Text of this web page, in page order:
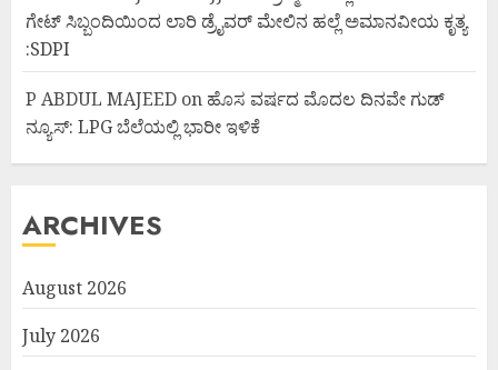
ಗೇಟ್ ಸಿಬ್ಬಂದಿಯಿಂದ ಲಾರಿ ಡ್ರೈವರ್ ಮೇಲಿನ ಹಲ್ಲೆ ಅಮಾನವೀಯ ಕೃತ್ಯ
:SDPI
P ABDUL MAJEED on ಹೊಸ ವರ್ಷದ ಮೊದಲ ದಿನವೇ ಗುಡ್
ನ್ಯೂಸ್: LPG ಬೆಲೆಯಲ್ಲಿ ಭಾರೀ ಇಳಿಕೆ
ARCHIVES
August 2026
July 2026